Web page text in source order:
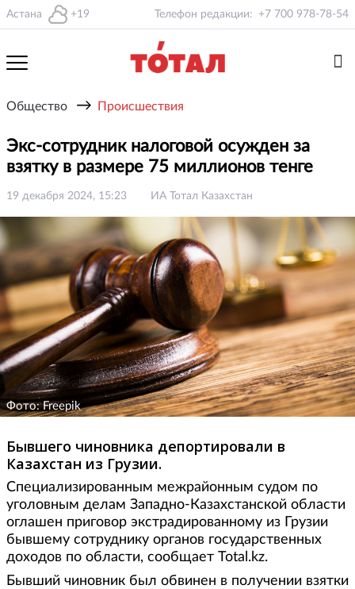
Астана +19 Телефон редакции: +7 700 978-78-54
Общество → Происшествия
Экс-сотрудник налоговой осужден за
взятку в размере 75 миллионов тенге
19 декабря 2024, 15:23 ИА Тотал Казахстан
Фото: Freepik
Бывшего чиновника депортировали в
Казахстан из Грузии.
Специализированным межрайонным судом по
уголовным делам Западно-Казахстанской области
оглашен приговор экстрадированному из Грузии
бывшему сотруднику органов государственных
доходов по области, сообщает Total.kz.
Бывший чиновник был обвинен в получении взятки